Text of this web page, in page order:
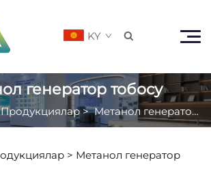
KY 
генератор тобосу
Продукциялар>Метанол генератор тобосу
> Метанол генератор